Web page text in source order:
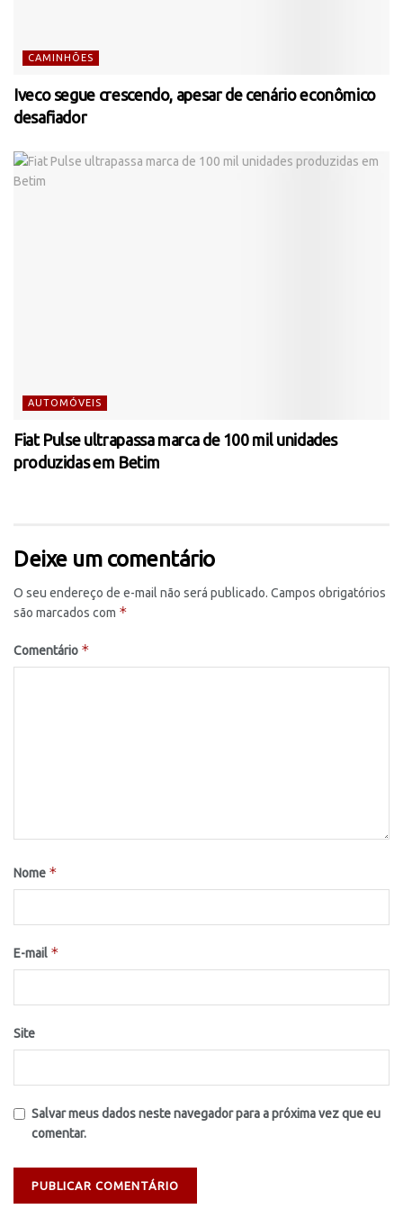
CAMINHÕES
Iveco segue crescendo, apesar de cenário econômico
desafiador
AUTOMÓVEIS
Fiat Pulse ultrapassa marca de 100 mil unidades
produzidas em Betim
Deixe um comentário
O seu endereço de e-mail não será publicado. Campos obrigatórios
são marcados com *
Comentário *
Nome *
E-mail *
Site
Salvar meus dados neste navegador para a próxima vez que eu
comentar.